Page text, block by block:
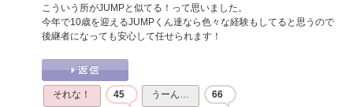
こういう所がJUMPと似てる！って思いました。
今年で10歳を迎えるJUMPくん達なら色々な経験もしてると思うので
後継者になっても安心して任せられます！
それな！ 45 うーん… 66